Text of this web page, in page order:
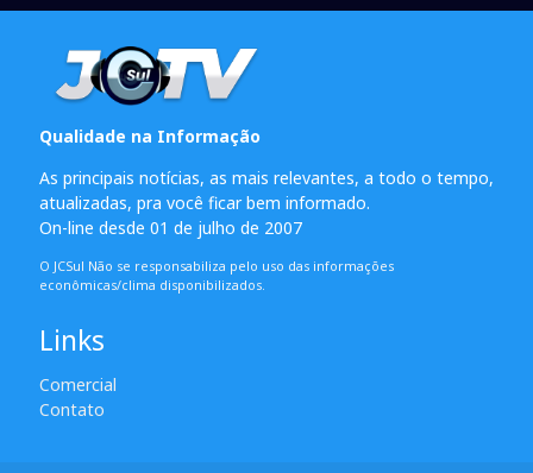
Qualidade na Informação
As principais notícias, as mais relevantes, a todo o tempo,
atualizadas, pra você ficar bem informado.
On-line desde 01 de julho de 2007
O JCSul Não se responsabiliza pelo uso das informações
econômicas/clima disponibilizados.
Links
Comercial
Contato